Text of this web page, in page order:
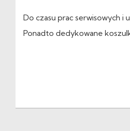
Do czasu prac serwisowych
Ponadto dedykowane